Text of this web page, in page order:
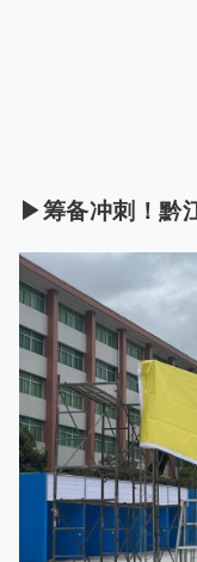
▶筹备冲刺！黔